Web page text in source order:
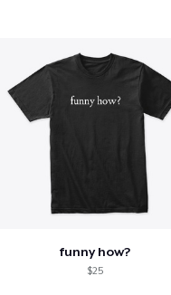
funny how?
$25